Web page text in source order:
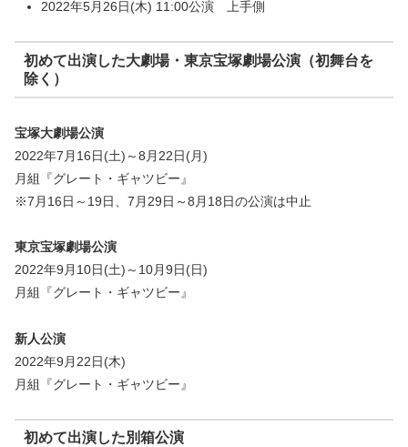
2022年5月26日(木) 11:00公演 上手側
初めて出演した大劇場・東京宝塚劇場公演（初舞台を
除く）
宝塚大劇場公演
2022年7月16日(土)～8月22日(月)
月組『グレート・ギャツビー』
※7月16日～19日、7月29日～8月18日の公演は中止
東京宝塚劇場公演
2022年9月10日(土)～10月9日(日)
月組『グレート・ギャツビー』
新人公演
2022年9月22日(木)
月組『グレート・ギャツビー』
初めて出演した別箱公演